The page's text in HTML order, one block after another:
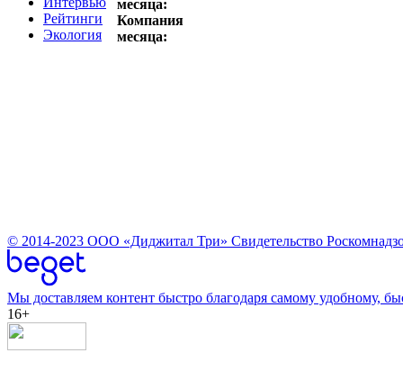
Рейтинги
Экология
месяца:
Компания
месяца:
© 2014-2023 ООО «Диджитал Три» Свидетельство
Мы доставляем контент быстро благодаря самому удобному,
16+